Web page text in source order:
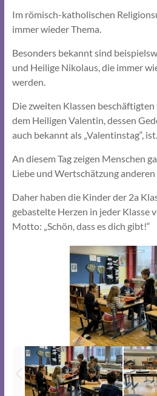
Im römisch-katholischen
immer wieder Thema.
Besonders bekannt sind
und Heilige Nikolaus, die immer
werden.
Die zweiten Klassen
dem Heiligen Valentin, dessen
auch bekannt als „Valentinstag“, ist.
An diesem Tag zeigen Menschen
Liebe und Wertschätzung anderen
Daher haben die Kinder der 2a
gebastelte Herzen in jeder Klasse
Motto: „Schön, dass es dich gibt!“